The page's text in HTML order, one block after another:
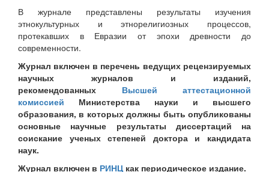
В журнале представлены результаты изучения
этнокультурных и этнорелигиозных процессов,
протекавших в Евразии от эпохи древности до
современности.
Журнал включен в перечень ведущих рецензируемых
научных журналов и изданий,
рекомендованных Высшей аттестационной
комиссией Министерства науки и высшего
образования, в которых должны быть опубликованы
основные научные результаты диссертаций на
соискание ученых степеней доктора и кандидата
наук.
Журнал включен в РИНЦ как периодическое издание.